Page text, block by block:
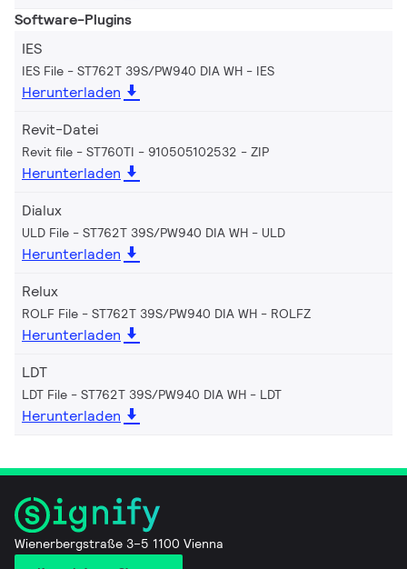
Software-Plugins
IES
IES File - ST762T 39S/PW940 DIA WH IES
Herunterladen
Revit-Datei
Revit file - ST760TI - 910505102532 ZIP
Herunterladen
Dialux
ULD File - ST762T 39S/PW940 DIA WH ULD
Herunterladen
Relux
ROLF File - ST762T 39S/PW940 DIA WH ROLFZ
Herunterladen
LDT
LDT File - ST762T 39S/PW940 DIA WH LDT
Herunterladen
Wienerbergstraße 3–5 1100 Vienna